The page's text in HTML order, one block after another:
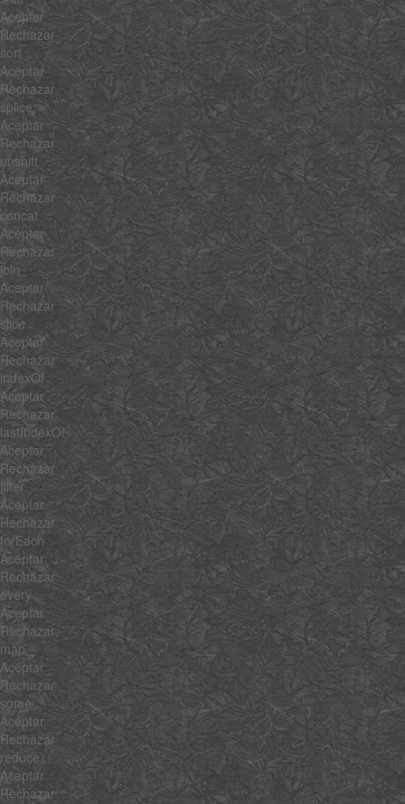
Aceptar
Rechazar
sort
Aceptar
Rechazar
splice
Aceptar
Rechazar
unshift
Aceptar
Rechazar
concat
Aceptar
Rechazar
join
Aceptar
Rechazar
slice
Aceptar
Rechazar
indexOf
Aceptar
Rechazar
lastIndexOf
Aceptar
Rechazar
filter
Aceptar
Rechazar
forEach
Aceptar
Rechazar
every
Aceptar
Rechazar
map
Aceptar
Rechazar
some
Aceptar
Rechazar
reduce
Aceptar
Rechazar